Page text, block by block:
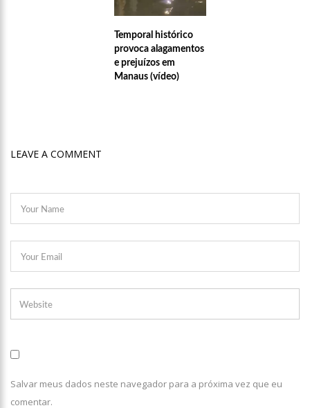
Temporal histórico
provoca alagamentos
e prejuízos em
Manaus (vídeo)
LEAVE A COMMENT
Salvar meus dados neste navegador para a próxima vez que eu
comentar.